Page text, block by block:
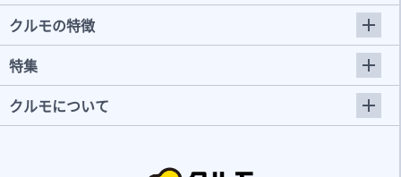
クルモの特徴
特集
クルモについて